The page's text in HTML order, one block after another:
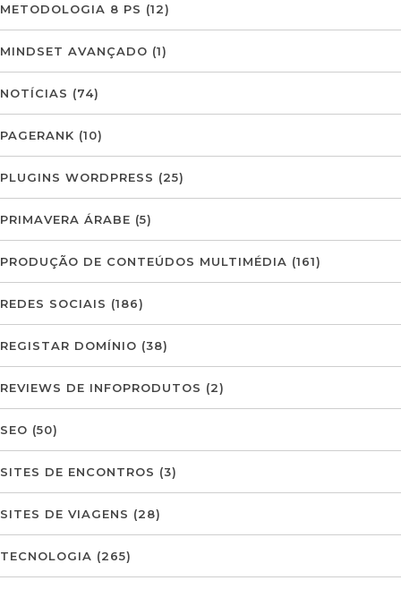
METODOLOGIA 8 PS (12)
MINDSET AVANÇADO (1)
NOTÍCIAS (74)
PAGERANK (10)
PLUGINS WORDPRESS (25)
PRIMAVERA ÁRABE (5)
PRODUÇÃO DE CONTEÚDOS MULTIMÉDIA (161)
REDES SOCIAIS (186)
REGISTAR DOMÍNIO (38)
REVIEWS DE INFOPRODUTOS (2)
SEO (50)
SITES DE ENCONTROS (3)
SITES DE VIAGENS (28)
TECNOLOGIA (265)